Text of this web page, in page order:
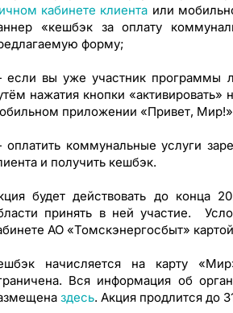
кабинете клиента или
«кешбэк за оплату
форму;
вы уже участник программы
нажатия кнопки «активировать»
приложении «Привет,
коммунальные услуги
и получить кешбэк.
будет действовать до конца
принять в ней участие.
АО «Томскэнергосбыт»
начисляется на карту
Вся информация об
здесь. Акция продлится до